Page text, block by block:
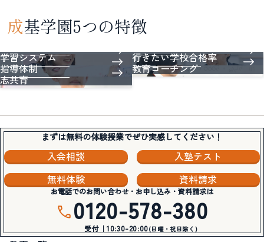
成基学園5つの特徴
学習システム 行きたい学校合格率
指導体制 教育コーチング
志共育
まずは無料の体験授業でぜひ実感してください！
入会相談
入塾テスト
無料体験
資料請求
お電話でのお問い合わせ・お申し込み・資料請求は
0120-578-380
受付｜10:30-20:00(日曜・祝日除く)